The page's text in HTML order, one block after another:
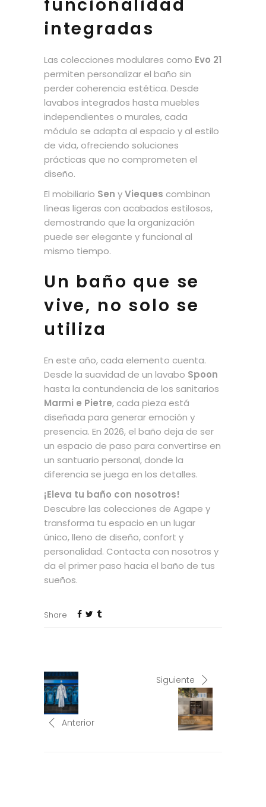
funcionalidad
integradas
Las colecciones modulares como Evo 21
permiten personalizar el baño sin
perder coherencia estética. Desde
lavabos integrados hasta muebles
independientes o murales, cada
módulo se adapta al espacio y al estilo
de vida, ofreciendo soluciones
prácticas que no comprometen el
diseño.
El mobiliario Sen yVieques combinan
líneas ligeras con acabados estilosos,
demostrando que la organización
puede ser elegante y funcional al
mismo tiempo.
Un baño que se
vive, no solo se
utiliza
En este año, cada elemento cuenta.
Desde la suavidad de un lavabo Spoon
hasta la contundencia de los sanitarios
Marmi e Pietre, cada pieza está
diseñada para generar emoción y
presencia. En 2026, el baño deja de ser
un espacio de paso para convertirse en
un santuario personal, donde la
diferencia se juega en los detalles.
¡Eleva tu baño con nosotros!
Descubre las colecciones de Agape y
transforma tu espacio en un lugar
único, lleno de diseño, confort y
personalidad. Contacta con nosotros y
da el primer paso hacia el baño de tus
sueños.
Share
Anterior
Siguiente